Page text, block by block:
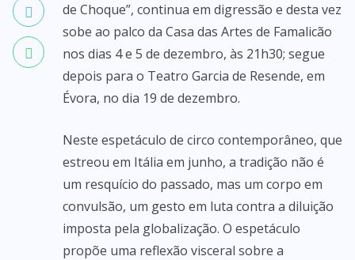
de Choque”, continua em digressão e desta vez
sobe ao palco da Casa das Artes de Famalicão
nos dias 4 e 5 de dezembro, às 21h30; segue
depois para o Teatro Garcia de Resende, em
Évora, no dia 19 de dezembro.
Neste espetáculo de circo contemporâneo, que
estreou em Itália em junho, a tradição não é
um resquício do passado, mas um corpo em
convulsão, um gesto em luta contra a diluição
imposta pela globalização. O espetáculo
propõe uma reflexão visceral sobre a